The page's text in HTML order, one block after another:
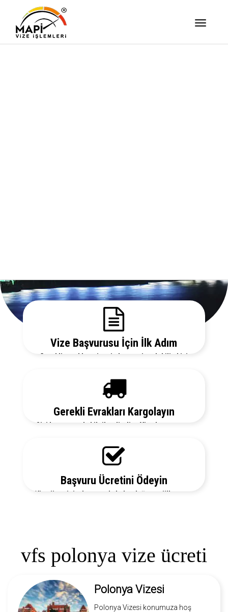
Vize Başvurusu İçin İlk Adım
Gerekli evrakları sitemizden temin edebilir, bizi
Gerekli Evrakları Kargolayın
Sizi her aşamada bilgilendirelim. Vize başvurunuz
Başvuru Ücretini Ödeyin
Vize ücretiniz, başvuruda bulunduğunuz ülkeye ve
vfs polonya vize ücreti
Polonya Vizesi
Polonya Vizesi konumuza hoş